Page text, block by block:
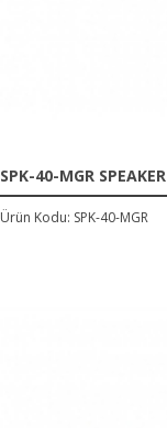
SPK-40-MGR SPEAKER
Ürün Kodu: SPK-40-MGR